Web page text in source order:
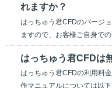
れますか？
はっちゅう君CFDのバージ
ますので、お客様ご自身で
はっちゅう君CFDは
はっちゅう君CFDの利用料
作マニュアルについては以